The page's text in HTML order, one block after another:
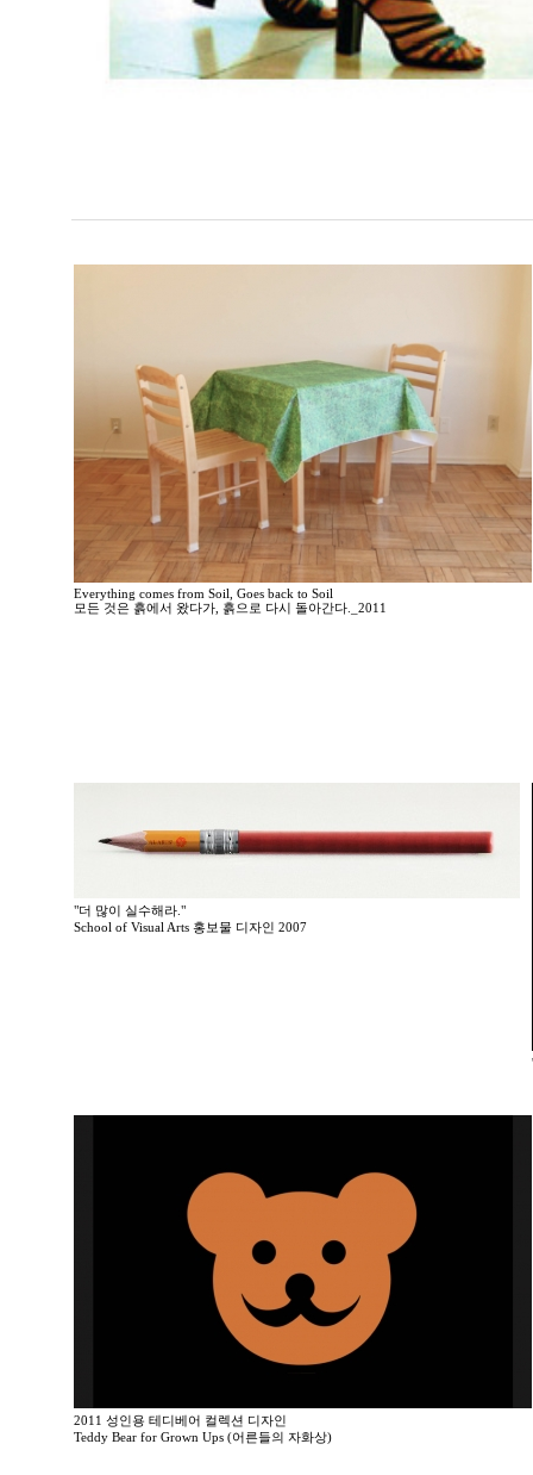
Everything comes from Soil, Goes back to Soil
모든 것은 흙에서 왔다가, 흙으로 다시 돌아간다._2011
"더 많이 실수해라."
School of Visual Arts 홍보물 디자인 2007
2011 성인용 테디베어 컬렉션 디자인
Teddy Bear for Grown Ups (어른들의 자화상)